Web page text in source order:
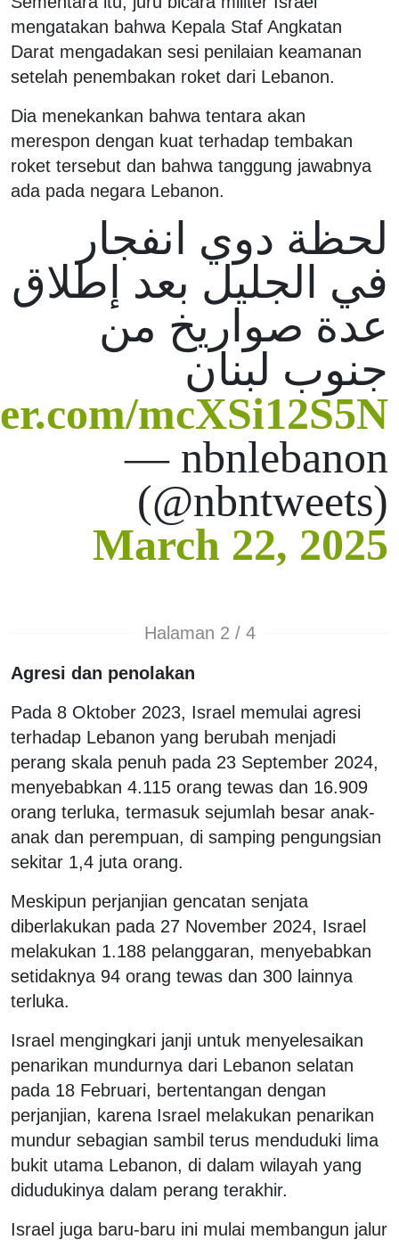
mengatakan bahwa Kepala Staf Angkatan
Darat mengadakan sesi penilaian keamanan
setelah penembakan roket dari Lebanon.
Dia menekankan bahwa tentara akan
merespon dengan kuat terhadap tembakan
roket tersebut dan bahwa tanggung jawabnya
ada pada negara Lebanon.
لحظة دوي انفجار
في الجليل بعد إطلاق
عدة صواريخ من
جنوب لبنان
mcXSi12S5N
— nbnlebanon
(@nbntweets)
March 22, 2025
Halaman 2 / 4
Agresi dan penolakan
Pada 8 Oktober 2023, Israel memulai agresi
terhadap Lebanon yang berubah menjadi
perang skala penuh pada 23 September 2024,
menyebabkan 4.115 orang tewas dan 16.909
orang terluka, termasuk sejumlah besar anak-
anak dan perempuan, di samping pengungsian
sekitar 1,4 juta orang.
Meskipun perjanjian gencatan senjata
diberlakukan pada 27 November 2024, Israel
melakukan 1.188 pelanggaran, menyebabkan
setidaknya 94 orang tewas dan 300 lainnya
terluka.
Israel mengingkari janji untuk menyelesaikan
penarikan mundurnya dari Lebanon selatan
pada 18 Februari, bertentangan dengan
perjanjian, karena Israel melakukan penarikan
mundur sebagian sambil terus menduduki lima
bukit utama Lebanon, di dalam wilayah yang
didudukinya dalam perang terakhir.
Israel juga baru-baru ini mulai membangun jalur